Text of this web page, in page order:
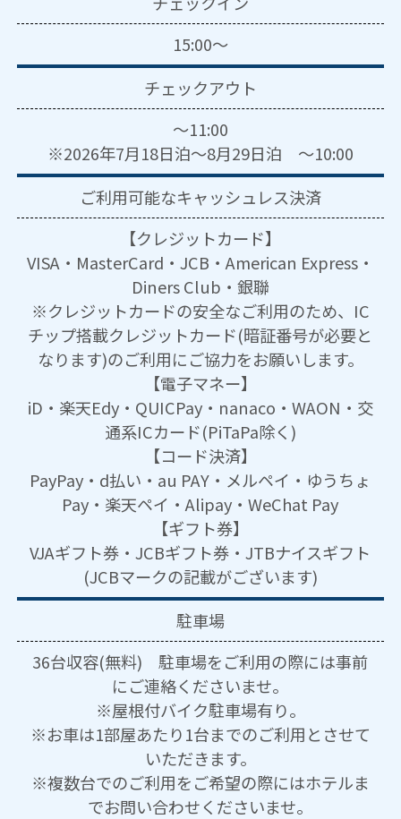
15:00～
チェックアウト
～11:00
※2026年7月18日泊～8月29日泊 ～10:00
ご利用可能なキャッシュレス決済
【クレジットカード】
VISA・MasterCard・JCB・American Express・
Diners Club・銀聯
※クレジットカードの安全なご利用のため、IC
チップ搭載クレジットカード(暗証番号が必要と
なります)のご利用にご協力をお願いします。
【電子マネー】
iD・楽天Edy・QUICPay・nanaco・WAON・交
通系ICカード(PiTaPa除く)
【コード決済】
PayPay・d払い・au PAY・メルペイ・ゆうちょ
Pay・楽天ペイ・Alipay・WeChat Pay
【ギフト券】
VJAギフト券・JCBギフト券・JTBナイスギフト
(JCBマークの記載がございます)
駐車場
36台収容(無料) 駐車場をご利用の際には事前
にご連絡くださいませ。
※屋根付バイク駐車場有り。
※お車は1部屋あたり1台までのご利用とさせて
いただきます。
※複数台でのご利用をご希望の際にはホテルま
でお問い合わせくださいませ。